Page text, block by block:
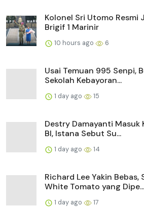
Kolonel Sri Utomo Resmi
Brigif 1 Marinir
10 hours ago 6
Usai Temuan 995 Senpi,
Sekolah Kebayoran...
1 day ago 15
Destry Damayanti
BI, Istana Sebut Su...
1 day ago 14
Richard Lee Yakin Bebas,
White Tomato yang Dipe...
1 day ago 17